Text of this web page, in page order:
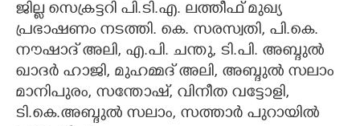
ജില്ല സെക്രട്ടറി പി.ടി.എ. ലത്തീഫ് മുഖ്യ
പ്രഭാഷണം നടത്തി. കെ. സരസ്വതി, പി.കെ.
നൗഷാദ് അലി, എ.പി. ചന്തു, ടി.പി. അബ്ദുൽ
ഖാദർ ഹാജി, മുഹമ്മദ്‌ അലി, അബ്ദുൽ സലാം
മാനിപുരം, സന്തോഷ്‌, വിനീത വട്ടോളി,
ടി.കെ.അബ്ദുൽ സലാം, സത്താർ പുറായിൽ